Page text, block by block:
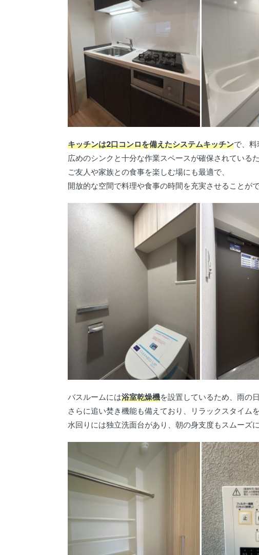
キッチンは2口コンロを備えたシステムキッチンで、料
広めのシンクと十分な作業スペースが確保されている
ご友人や家族との食事を楽しむ場にも最適で、
開放的な空間で料理や食事の時間を充実させることがで
バスルームには浴室乾燥機を設置しているため、雨の
さらに追い焚き機能も備えており、リラックスタイム
水回りには独立洗面台があり、朝の身支度もスムーズ